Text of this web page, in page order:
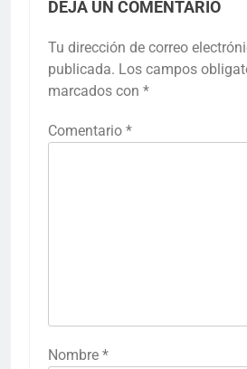
DEJA UN COMENTARIO
Tu dirección de correo
publicada. Los campos
marcados con *
Comentario *
Nombre *